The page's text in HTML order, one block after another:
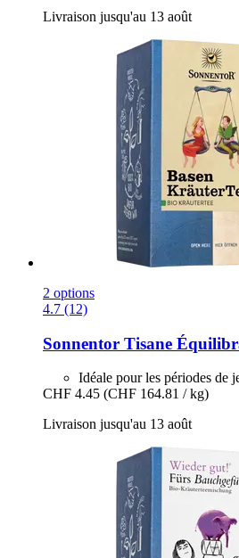
Livraison jusqu'au 13 août
2 options
4.7 (12)
Sonnentor Tisane
Idéale pour les périodes de
CHF 4.45 (CHF 164.81 / kg)
Livraison jusqu'au 13 août